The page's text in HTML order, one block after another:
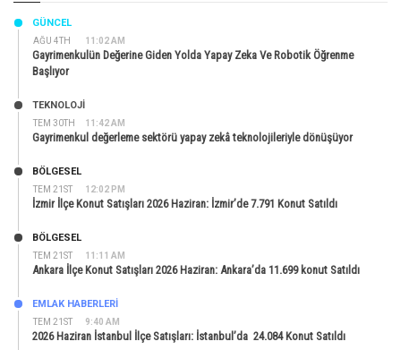
AĞU 4TH 11:02 AM
GÜNCEL
Gayrimenkulün Değerine Giden Yolda Yapay Zeka Ve Robotik Öğrenme
Başlıyor
TEM 30TH 11:42 AM
TEKNOLOJİ
Gayrimenkul değerleme sektörü yapay zekâ teknolojileriyle dönüşüyor
TEM 21ST 12:02 PM
BÖLGESEL
İzmir İlçe Konut Satışları 2026 Haziran: İzmir’de 7.791 Konut Satıldı
TEM 21ST 11:11 AM
BÖLGESEL
Ankara İlçe Konut Satışları 2026 Haziran: Ankara’da 11.699 konut Satıldı
TEM 21ST 9:40 AM
EMLAK HABERLERI
2026 Haziran İstanbul İlçe Satışları: İstanbul’da 24.084 Konut Satıldı